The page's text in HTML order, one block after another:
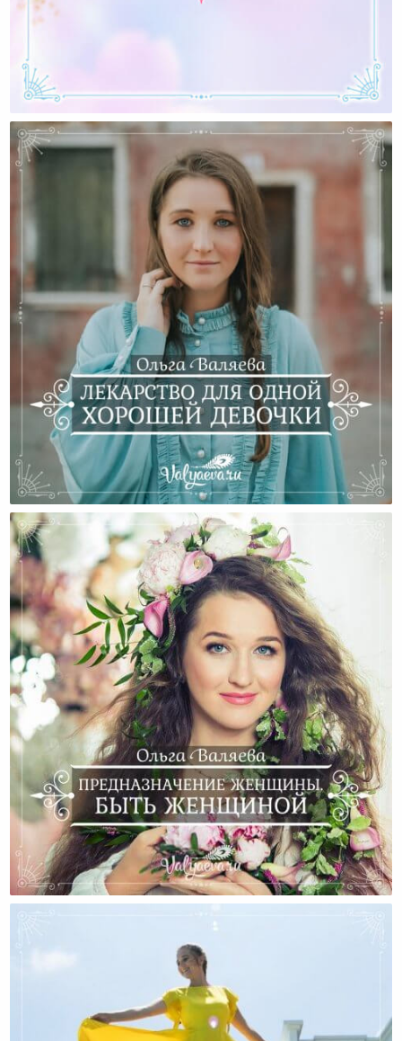
Я Устала Быть Хорошей….
Лекарство Для Одной Хорошей Девочки
В Чем Состоит Главное Предназначение Женщины?